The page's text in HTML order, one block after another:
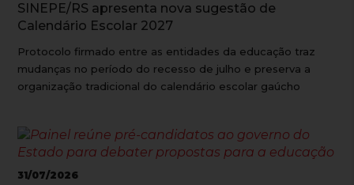
SINEPE/RS apresenta nova sugestão de
Calendário Escolar 2027
Protocolo firmado entre as entidades da educação traz
mudanças no período do recesso de julho e preserva a
organização tradicional do calendário escolar gaúcho
31/07/2026